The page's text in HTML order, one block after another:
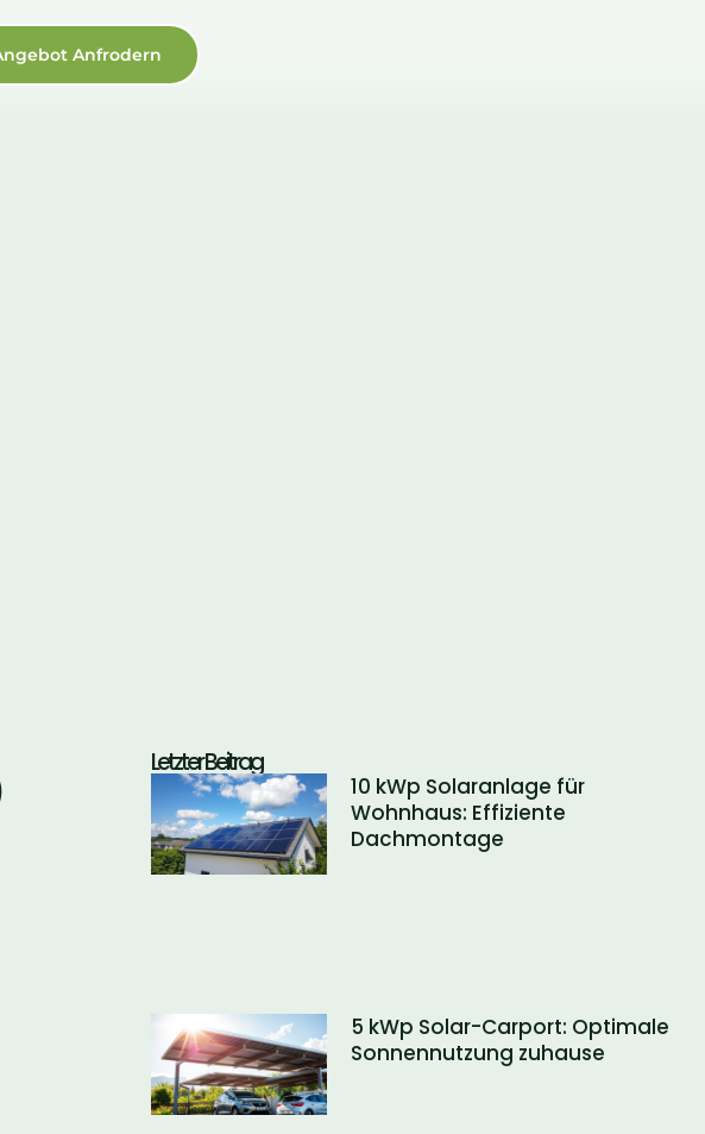
Anfrodern
Letzter Beitrag
10 kWp Solaranlage für
Wohnhaus: Effiziente
Dachmontage
5 kWp Solar-Carport: Optimale
Sonnennutzung zuhause